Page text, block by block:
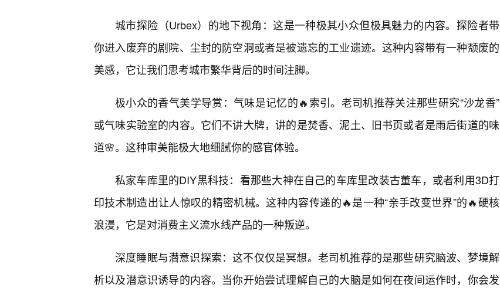
城市探险（Urbex）的地下视角：这是一种极其小众但极具魅力的内容。探险者带
你进入废弃的剧院、尘封的防空洞或者是被遗忘的工业遗迹。这种内容带有一种颓废的
美感，它让我们思考城市繁华背后的时间注脚。
极小众的香气美学导赏：气味是记忆的🔥索引。老司机推荐关注那些研究“沙龙香”
或气味实验室的内容。它们不讲大牌，讲的是焚香、泥土、旧书页或者是雨后街道的味
道🌸。这种审美能极大地细腻你的感官体验。
私家车库里的DIY黑科技：看那些大神在自己的车库里改装古董车，或者利用3D打
印技术制造出让人惊叹的精密机械。这种内容传递的🔥是一种“亲手改变世界”的🔥硬核
浪漫，它是对消费主义流水线产品的一种叛逆。
深度睡眠与潜意识探索：这不仅仅是冥想。老司机推荐的是那些研究脑波、梦境解
析以及潜意识诱导的内容。当你开始尝试理解自己的大脑是如何在夜间运作时，你会发